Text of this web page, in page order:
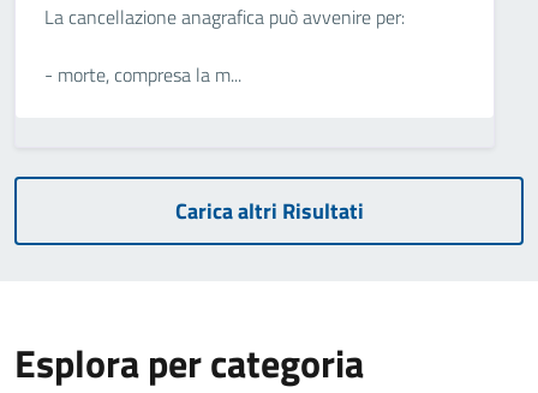
La cancellazione anagrafica può avvenire per:
- morte, compresa la m...
Carica altri Risultati
Esplora per categoria